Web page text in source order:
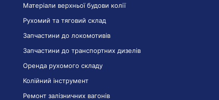
Матеріали верхньої будови колії
Рухомий та тяговий склад
Запчастини до локомотивів
Запчастини до транспортних дизелів
Оренда рухомого складу
Колійний інструмент
Ремонт залізничних вагонів